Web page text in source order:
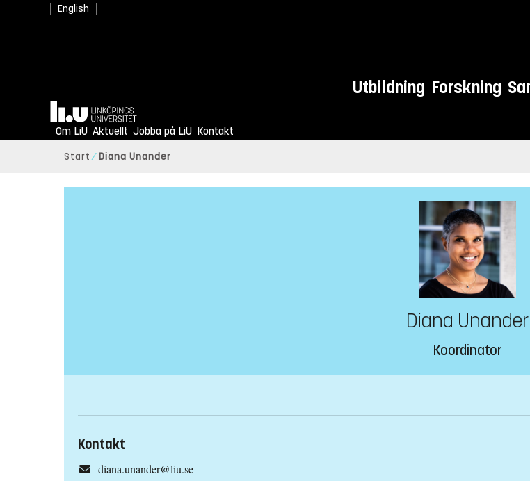
English
Utbildning Forskning
Hem
Om LiU Aktuellt Jobba på LiU Kontakt
Start Diana Unander
Diana Unander
Koordinator
Kontakt
diana.unander@liu.se